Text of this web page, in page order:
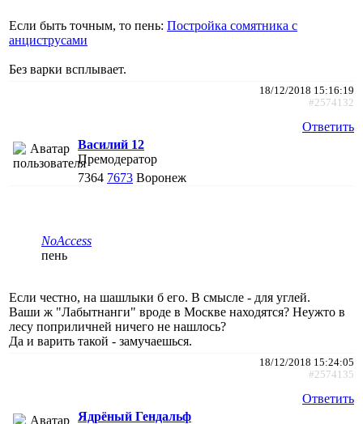
Если быть точным, то пень: Постройка сомятника с
анциструсами
Без варки всплывает.
18/12/2018 15:16:19
#2574132
Ответить
Василий 12
Премодератор
7364 7673 Воронеж
NoAccess
пень
Если честно, на шашлыки б его. В смысле - для углей.
Ваши ж "Лабытнанги" вроде в Москве находятся? Неужто в
лесу поприличней ничего не нашлось?
Да и варить такой - замучаешься.
18/12/2018 15:24:05
#2574135
Ответить
Ядрёный Гендальф